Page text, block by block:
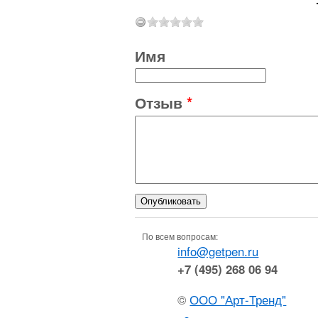
Имя
Отзыв *
По всем вопросам:
info@getpen.ru
+7 (495) 268 06 94
©ООО "Арт-Тренд"